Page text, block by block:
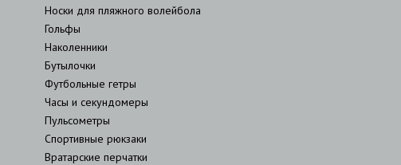
Носки для пляжного волейбола
Гольфы
Наколенники
Бутылочки
Футбольные гетры
Часы и секундомеры
Пульсометры
Спортивные рюкзаки
Вратарские перчатки